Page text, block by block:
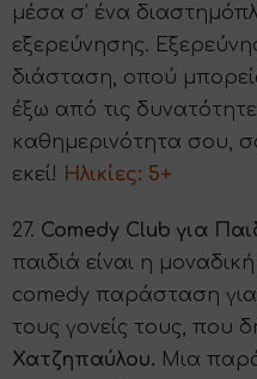
μέσα σ’ ένα
εξερεύνησης.
διάσταση, οπού
έξω από τις
καθημερινότητα σου,
εκεί! Ηλικίες: 5+
27. Comedy Club για
παιδιά είναι η
comedy παράσταση για
τους γονείς τους, που
Χατζηπαύλου. Μια